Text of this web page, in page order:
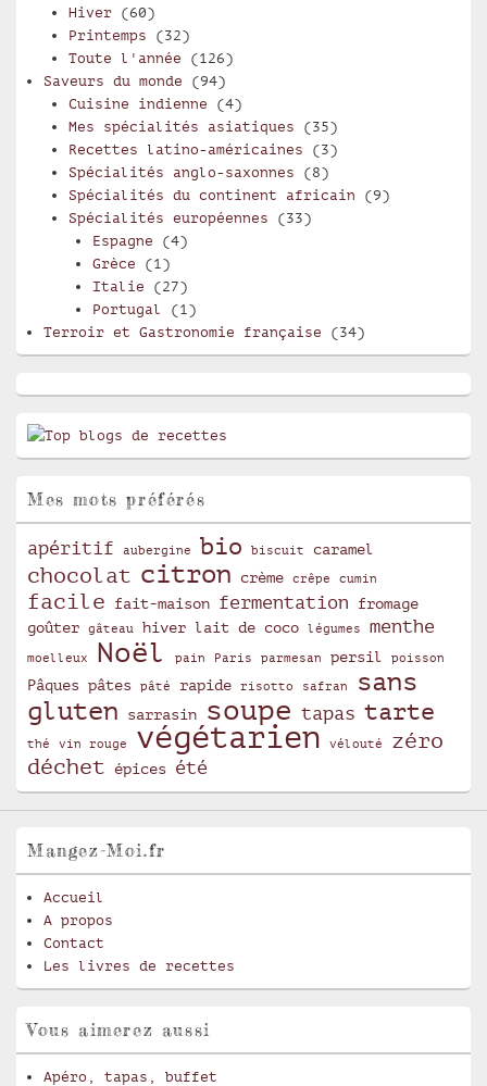
Hiver(60)
Printemps (32)
Toute l'année (126)
Saveurs du monde (94)
Cuisine indienne (4)
Mes spécialités asiatiques (35)
Recettes latino-américaines (3)
Spécialités anglo-saxonnes (8)
Spécialités du continent africain (9)
Spécialités européennes (33)
Espagne (4)
Grèce (1)
Italie (27)
Portugal
(1)
Terroir et Gastronomie française (34)
Mes mots préférés
apéritif aubergine bio biscuit caramel
chocolat citron crème crêpe cumin
facile fait-maison fermentation
fromage
goûter
gâteau hiver lait de coco légumes menthe
moelleux Noël pain Paris parmesan persil poisson
Pâques pâtes pâté rapide risotto safran
sans
gluten
sarrasin soupe tapas tarte
thé vin rouge végétarien vélouté
zéro
déchet
épices été
Mangez-Moi.fr
Accueil
A propos
Contact
Les livres de recettes
Vous aimerez aussi
Apéro, tapas, buffet